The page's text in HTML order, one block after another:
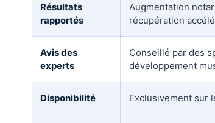
Résultats
rapportés
Augmentation
récupération
Avis des
experts
Conseillé par des
développement
Disponibilité Exclusivement sur